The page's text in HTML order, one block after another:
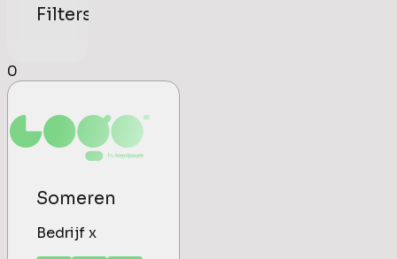
Filters
0
Someren
Bedrijf x